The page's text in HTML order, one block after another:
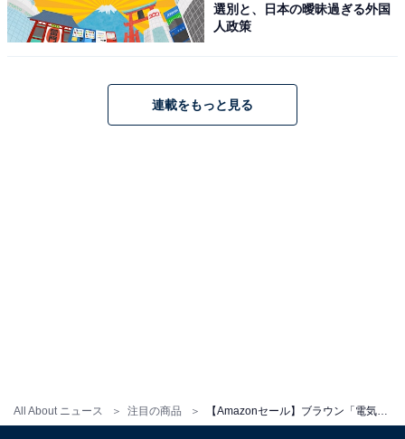
All About ニュース 注目の商品
ブラウン「72-C1500s」
選別と、日本の曖昧過ぎる外国
人政策
連載をもっと見る